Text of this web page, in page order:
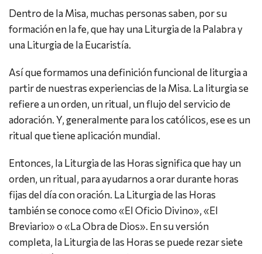
Dentro de la Misa, muchas personas saben, por su
formación en la fe, que hay una Liturgia de la Palabra y
una Liturgia de la Eucaristía.
Así que formamos una definición funcional de liturgia a
partir de nuestras experiencias de la Misa. La liturgia se
refiere a un orden, un ritual, un flujo del servicio de
adoración. Y, generalmente para los católicos, ese es un
ritual que tiene aplicación mundial.
Entonces, la Liturgia de las Horas significa que hay un
orden, un ritual, para ayudarnos a orar durante horas
fijas del día con oración. La Liturgia de las Horas
también se conoce como «El Oficio Divino», «El
Breviario» o «La Obra de Dios». En su versión
completa, la Liturgia de las Horas se puede rezar siete